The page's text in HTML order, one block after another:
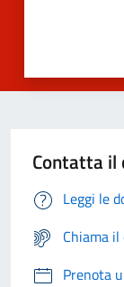
Contatta il
Leggi le
Chiama
Prenota